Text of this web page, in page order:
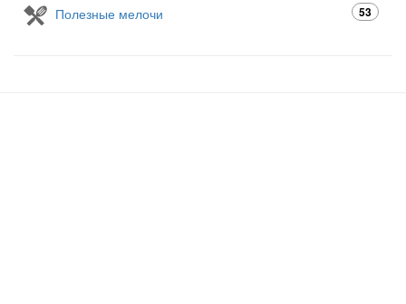
Полезные мелочи 53